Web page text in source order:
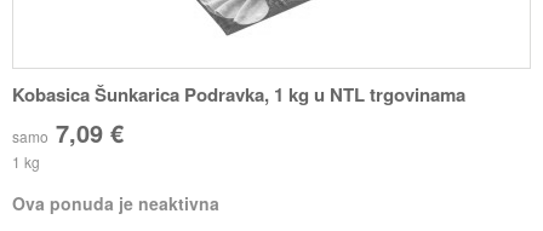
Kobasica Šunkarica Podravka, 1 kg u NTL trgovinama
samo 7,09 €
1 kg
Ova ponuda je neaktivna